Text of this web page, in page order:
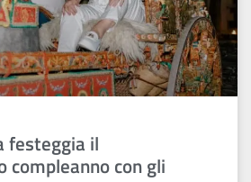
festeggia il
compleanno con gli